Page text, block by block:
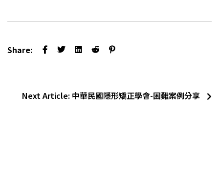
Share:
Next Article: 中華民國隱形矯正學會-困難案例分享